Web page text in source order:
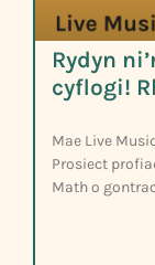
Rydyn
cyflogi!
Mae Live
Prosiect
Math o